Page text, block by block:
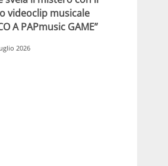
videoclip musicale
A PAPmusic GAME”
2026